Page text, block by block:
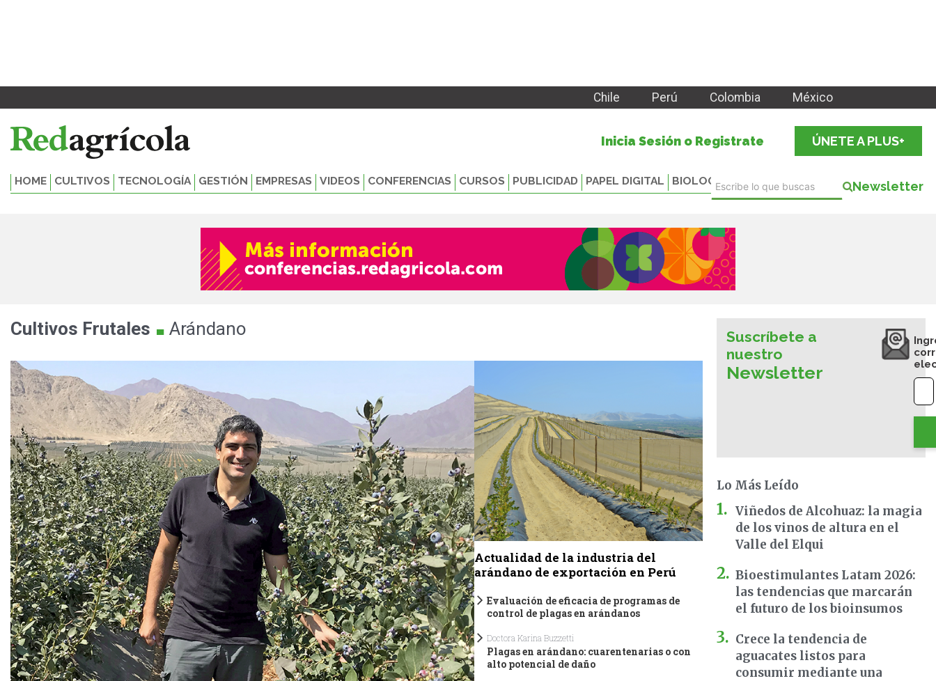
Chile Perú Colombia México
Inicia Sesión o Registrate ÚNETE A PLUS+
HOME CULTIVOS TECNOLOGÍA GESTIÓN EMPRESAS VIDEOS CONFERENCIAS CURSOS PUBLICIDAD PAPEL DIGITAL BIOLOGICALS Newsletter
Cultivos Frutales . Arándano
Actualidad de la industria del
arándano de exportación en Perú
Evaluación de eficacia de programas de
control de plagas en arándanos
Doctora Karina Buzzetti
Plagas en arándano: cuarentenarias o con
alto potencial de daño
Suscríbete a
nuestro
Newsletter
Lo Más Leído
Viñedos de Alcohuaz: la magia
de los vinos de altura en el
Valle del Elqui
Bioestimulantes Latam 2026:
las tendencias que marcarán
el futuro de los bioinsumos
Crece la tendencia de
aguacates listos para
consumir mediante una